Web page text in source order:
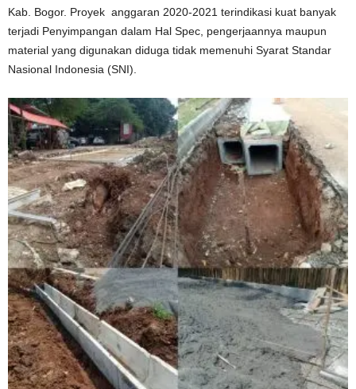
Kab. Bogor. Proyek anggaran 2020-2021 terindikasi kuat banyak
terjadi Penyimpangan dalam Hal Spec, pengerjaannya maupun
material yang digunakan diduga tidak memenuhi Syarat Standar
Nasional Indonesia (SNI).